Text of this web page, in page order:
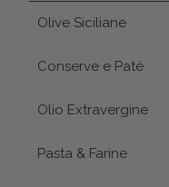
Olive Siciliane
Conserve e Paté
Olio Extravergine
Pasta & Farine